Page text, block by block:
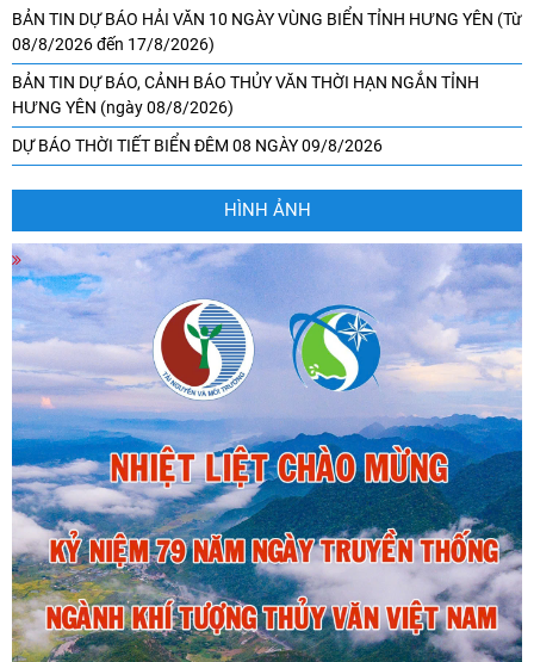
BẢN TIN DỰ BÁO HẢI VĂN 10 NGÀY VÙNG BIỂN TỈNH HƯNG YÊN (Từ
08/8/2026 đến 17/8/2026)
BẢN TIN DỰ BÁO, CẢNH BÁO THỦY VĂN THỜI HẠN NGẮN TỈNH
HƯNG YÊN (ngày 08/8/2026)
DỰ BÁO THỜI TIẾT BIỂN ĐÊM 08 NGÀY 09/8/2026
HÌNH ẢNH